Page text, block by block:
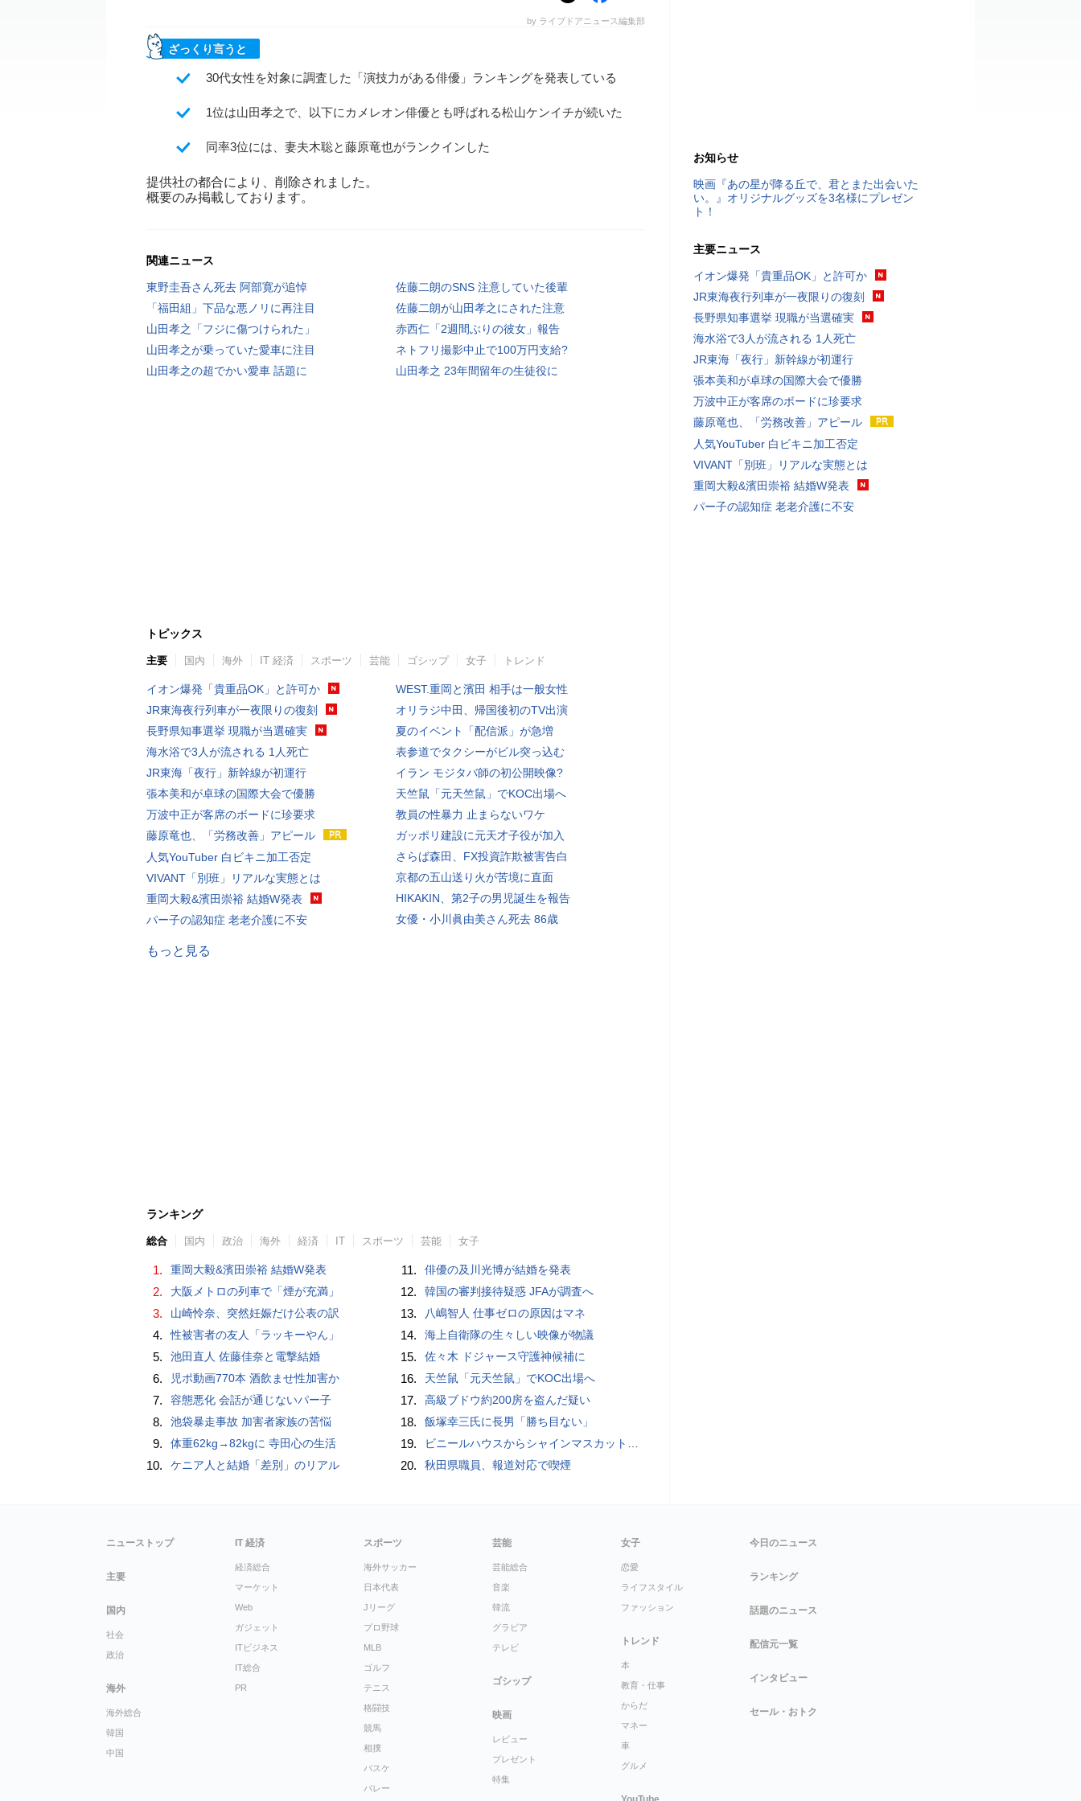
by ライブドアニュース編集部
ざっくり言うと
30代女性を対象に調査した「演技力がある俳優」ランキングを発表している
1位は山田孝之で、以下にカメレオン俳優とも呼ばれる松山ケンイチが続いた
同率3位には、妻夫木聡と藤原竜也がランクインした
提供社の都合により、削除されました。
概要のみ掲載しております。
関連ニュース
東野圭吾さん死去 阿部寛が追悼
佐藤二朗のSNS 注意していた後輩
「福田組」下品な悪ノリに再注目
佐藤二朗が山田孝之にされた注意
山田孝之「フジに傷つけられた」
赤西仁「2週間ぶりの彼女」報告
山田孝之が乗っていた愛車に注目
ネトフリ撮影中止で100万円支給?
山田孝之の超でかい愛車 話題に
山田孝之 23年間留年の生徒役に
トピックス
主要 国内 海外 IT 経済 スポーツ 芸能 ゴシップ 女子 トレンド
イオン爆発「貴重品OK」と許可か
JR東海夜行列車が一夜限りの復刻
長野県知事選挙 現職が当選確実
海水浴で3人が流される 1人死亡
JR東海「夜行」新幹線が初運行
張本美和が卓球の国際大会で優勝
万波中正が客席のボードに珍要求
藤原竜也、「労務改善」アピール
人気YouTuber 白ビキニ加工否定
VIVANT「別班」リアルな実態とは
重岡大毅&濱田崇裕 結婚W発表
パー子の認知症 老老介護に不安
WEST.重岡と濱田 相手は一般女性
オリラジ中田、帰国後初のTV出演
夏のイベント「配信派」が急増
表参道でタクシーがビル突っ込む
イラン モジタバ師の初公開映像?
天竺鼠「元天竺鼠」でKOC出場へ
教員の性暴力 止まらないワケ
ガッポリ建設に元天才子役が加入
さらば森田、FX投資詐欺被害告白
京都の五山送り火が苦境に直面
HIKAKIN、第2子の男児誕生を報告
女優・小川眞由美さん死去 86歳
もっと見る
ランキング
総合 国内 政治 海外 経済 IT スポーツ 芸能 女子
1. 重岡大毅&濱田崇裕 結婚W発表
2. 大阪メトロの列車で「煙が充満」
3. 山崎怜奈、突然妊娠だけ公表の訳
4. 性被害者の友人「ラッキーやん」
5. 池田直人 佐藤佳奈と電撃結婚
6. 児ポ動画770本 酒飲ませ性加害か
7. 容態悪化 会話が通じないパー子
8. 池袋暴走事故 加害者家族の苦悩
9. 体重62kg→82kgに 寺田心の生活
10. ケニア人と結婚「差別」のリアル
11. 俳優の及川光博が結婚を発表
12. 韓国の審判接待疑惑 JFAが調査へ
13. 八嶋智人 仕事ゼロの原因はマネ
14. 海上自衛隊の生々しい映像が物議
15. 佐々木 ドジャース守護神候補に
16. 天竺鼠「元天竺鼠」でKOC出場へ
17. 高級ブドウ約200房を盗んだ疑い
18. 飯塚幸三氏に長男「勝ち目ない」
19. ビニールハウスからシャインマスカット約200房を盗んだ疑い ネットで販売か 無職の男（42）逮捕 岡山県警
20. 秋田県職員、報道対応で喫煙
お知らせ
映画『あの星が降る丘で、君とまた出会いた
い。』オリジナルグッズを3名様にプレゼン
ト！
主要ニュース
イオン爆発「貴重品OK」と許可か
JR東海夜行列車が一夜限りの復刻
長野県知事選挙 現職が当選確実
海水浴で3人が流される 1人死亡
JR東海「夜行」新幹線が初運行
張本美和が卓球の国際大会で優勝
万波中正が客席のボードに珍要求
藤原竜也、「労務改善」アピール
人気YouTuber 白ビキニ加工否定
VIVANT「別班」リアルな実態とは
重岡大毅&濱田崇裕 結婚W発表
パー子の認知症 老老介護に不安
ニューストップ
主要
国内
社会
政治
海外
海外総合
韓国
中国
IT 経済
経済総合
マーケット
Web
ガジェット
ITビジネス
IT総合
PR
スポーツ
海外サッカー
日本代表
Jリーグ
プロ野球
MLB
ゴルフ
テニス
格闘技
競馬
相撲
バスケ
バレー
芸能
芸能総合
音楽
韓流
グラビア
テレビ
ゴシップ
映画
レビュー
プレゼント
特集
女子
恋愛
ライフスタイル
ファッション
トレンド
本
教育・仕事
からだ
マネー
車
グルメ
今日のニュース
ランキング
話題のニュース
配信元一覧
インタビュー
セール・おトク